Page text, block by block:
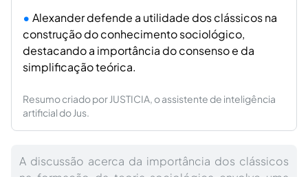
Alexander defende a utilidade dos clássicos na
construção do conhecimento sociológico,
destacando a importância do consenso e da
simplificação teórica.
Resumo criado por JUSTICIA, o assistente de inteligência
artificial do Jus.
A discussão acerca da importância dos clássicos